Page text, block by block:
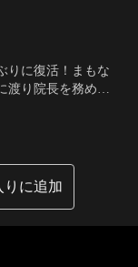
りに復活！まもな
渡り院長を務めた
。診療所開業の手
樹）が帰国する
りに追加